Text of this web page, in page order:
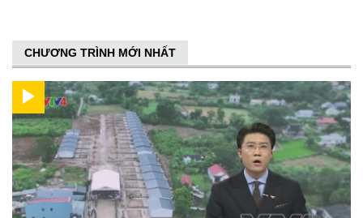
CHƯƠNG TRÌNH MỚI NHẤT